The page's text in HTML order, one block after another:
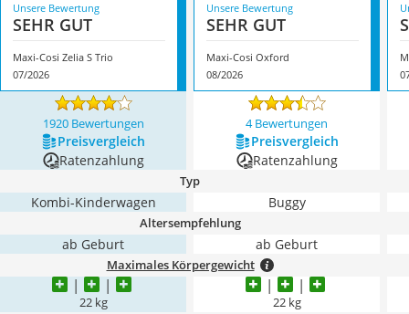
Unsere Bewertung
SEHR GUT
Maxi-Cosi Zelia S Trio
07/2026
Unsere Bewertung
SEHR GUT
Maxi-Cosi Oxford
08/2026
1920 Bewertungen 4 Bewertungen
Preis­vergleich
Preis­vergleich
Ratenzahlung
Ratenzahlung
Typ
Kombi-Kinderwagen Buggy
Altersempfehlung
ab Geburt ab Geburt
Maximales Körpergewicht
22 kg 22 kg